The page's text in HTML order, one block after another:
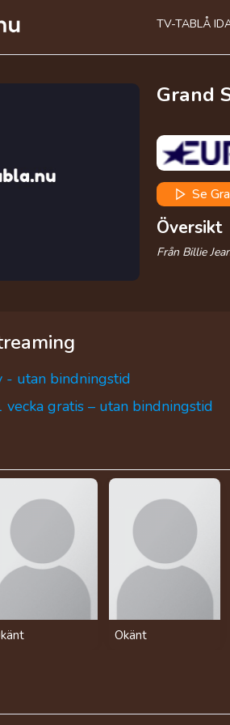
TV-TABLÅ
Grand
Se
Översikt
Från Billie
- utan bindningstid
vecka gratis – utan bindningstid
Okänt